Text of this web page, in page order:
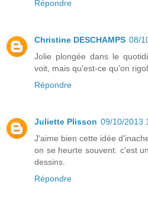
Répondre
Christine DESCHAMPS 08/
Jolie plongée dans le
voit, mais qu'est-ce qu'on
Répondre
Juliette Plisson 09/10/2013
J'aime bien cette idée
on se heurte souvent. c'est
dessins.
Répondre